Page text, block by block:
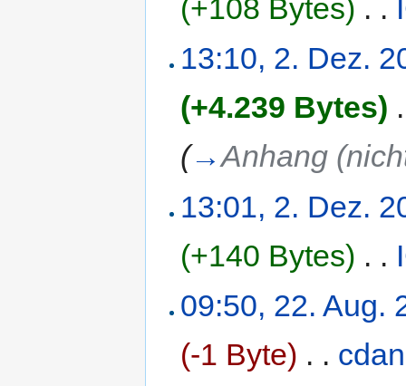
(+108 Bytes) . .
13:10, 2. Dez.
(+4.239 Bytes)
(→Anhang
13:01, 2. Dez.
(+140 Bytes) . .
09:50, 22. Aug.
(-1 Byte) . .